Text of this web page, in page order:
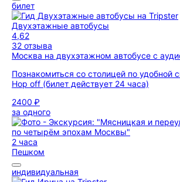
билет
Двухэтажные автобусы
4,62
32 отзыва
Москва на двухэтажном автобусе с
Познакомиться со столицей по удобной
Hop off (билет действует 24 часа)
2400 ₽
за одного
2 часа
Пешком
индивидуальная